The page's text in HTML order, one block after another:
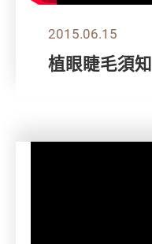
2015.06.15
植眼睫毛須知